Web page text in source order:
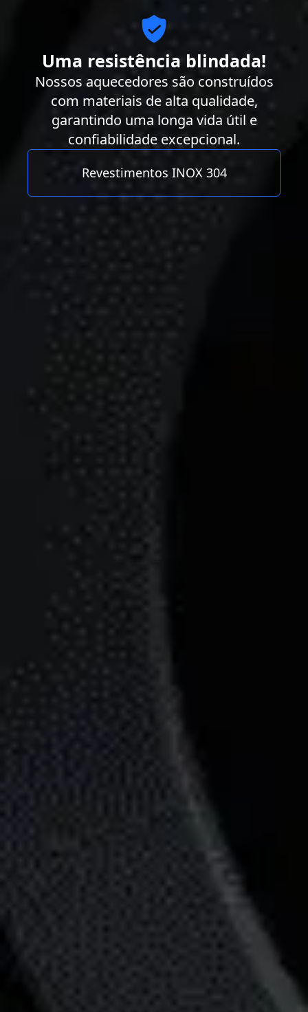
Uma resistência blindada!
Nossos aquecedores são construídos
com materiais de alta qualidade,
garantindo uma longa vida útil e
confiabilidade excepcional.
Revestimentos INOX 304